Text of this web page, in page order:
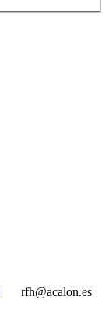
rfh@acalon.es